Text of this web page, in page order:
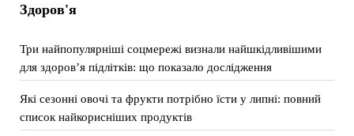
Здоров'я
Три найпопулярніші соцмережі визнали найшкідливішими
для здоров’я підлітків: що показало дослідження
Які сезонні овочі та фрукти потрібно їсти у липні: повний
список найкорисніших продуктів